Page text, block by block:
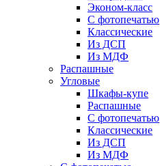
Эконом-класс
С фотопечатью
Классические
Из ДСП
Из МДФ
Распашные
Угловые
Шкафы-купе
Распашные
С фотопечатью
Классические
Из ДСП
Из МДФ